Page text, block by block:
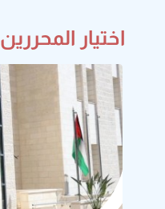
اختيار المحررين